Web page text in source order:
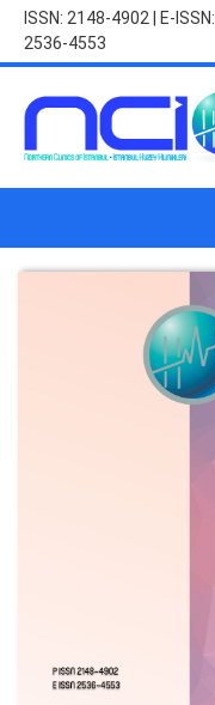
ISSN: 2148-4902 | E-ISSN:
2536-4553